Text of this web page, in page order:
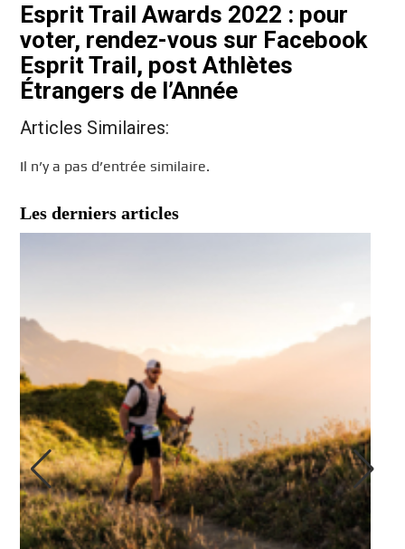
Esprit Trail Awards 2022 : pour
voter, rendez-vous sur Facebook
Esprit Trail, post Athlètes
Étrangers de l’Année
Articles Similaires:
Il n’y a pas d’entrée similaire.
Les derniers articles